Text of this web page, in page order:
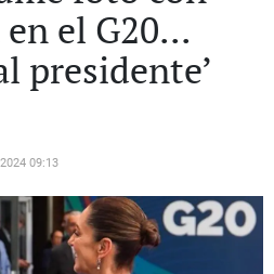
el G20...
presidente’
09:13